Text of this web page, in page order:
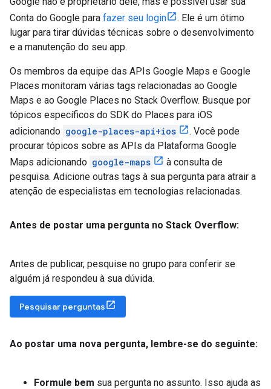
Conta do Google para fazer seu login
. Ele é um ótimo
lugar para tirar dúvidas técnicas sobre o desenvolvimento
e a manutenção do seu app.
Os membros da equipe das APIs Google Maps e Google
Places monitoram várias tags relacionadas ao Google
Maps e ao Google Places no Stack Overflow. Busque por
tópicos específicos do SDK do Places para iOS
adicionando google-places-api+ios
. Você pode
procurar tópicos sobre as APIs da Plataforma Google
Maps adicionando google-maps
à consulta de
pesquisa. Adicione outras tags à sua pergunta para atrair a
atenção de especialistas em tecnologias relacionadas.
Antes de postar uma pergunta no Stack Overflow:
Antes de publicar, pesquise no grupo para conferir se
alguém já respondeu à sua dúvida.
Pesquisar perguntas
Ao postar uma nova pergunta, lembre-se do seguinte:
Formule bem sua pergunta no assunto. Isso ajuda as